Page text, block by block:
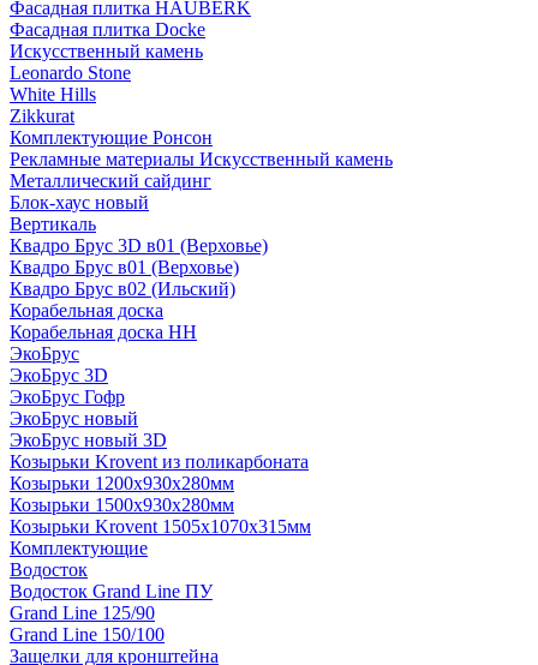
Фасадная плитка HAUBERK
Фасадная плитка Docke
Искусственный камень
Leonardo Stone
White Hills
Zikkurat
Комплектующие Ронсон
Рекламные материалы Искусственный камень
Металлический сайдинг
Блок-хаус новый
Вертикаль
Квадро Брус 3D в01 (Верховье)
Квадро Брус в01 (Верховье)
Квадро Брус в02 (Ильский)
Корабельная доска
Корабельная доска НН
ЭкоБрус
ЭкоБрус 3D
ЭкоБрус Гофр
ЭкоБрус новый
ЭкоБрус новый 3D
Козырьки Krovent из поликарбоната
Козырьки 1200х930х280мм
Козырьки 1500х930х280мм
Козырьки Krovent 1505х1070х315мм
Комплектующие
Водосток
Водосток Grand Line ПУ
Grand Line 125/90
Grand Line 150/100
Защелки для кронштейна